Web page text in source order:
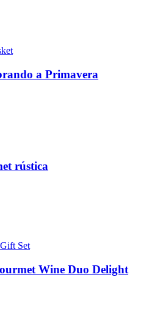
a Primavera
rústica
Wine Duo Delight